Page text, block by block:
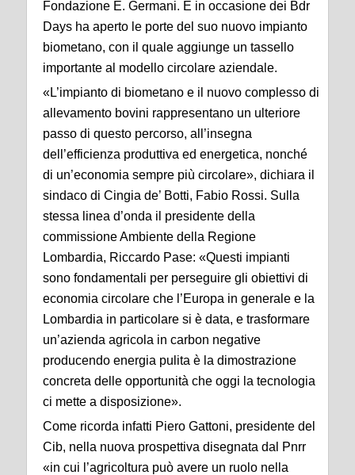
Fondazione E. Germani. E in occasione dei Bdr
Days ha aperto le porte del suo nuovo impianto
biometano, con il quale aggiunge un tassello
importante al modello circolare aziendale.
«L’impianto di biometano e il nuovo complesso di
allevamento bovini rappresentano un ulteriore
passo di questo percorso, all’insegna
dell’efficienza produttiva ed energetica, nonché
di un’economia sempre più circolare», dichiara il
sindaco di Cingia de’ Botti, Fabio Rossi. Sulla
stessa linea d’onda il presidente della
commissione Ambiente della Regione
Lombardia, Riccardo Pase: «Questi impianti
sono fondamentali per perseguire gli obiettivi di
economia circolare che l’Europa in generale e la
Lombardia in particolare si è data, e trasformare
un’azienda agricola in carbon negative
producendo energia pulita è la dimostrazione
concreta delle opportunità che oggi la tecnologia
ci mette a disposizione».
Come ricorda infatti Piero Gattoni, presidente del
Cib, nella nuova prospettiva disegnata dal Pnrr
«in cui l’agricoltura può avere un ruolo nella